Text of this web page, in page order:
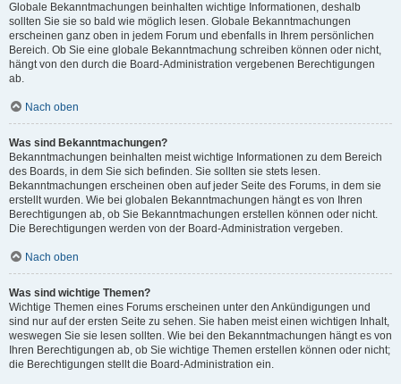
Globale Bekanntmachungen beinhalten wichtige Informationen, deshalb
sollten Sie sie so bald wie möglich lesen. Globale Bekanntmachungen
erscheinen ganz oben in jedem Forum und ebenfalls in Ihrem persönlichen
Bereich. Ob Sie eine globale Bekanntmachung schreiben können oder nicht,
hängt von den durch die Board-Administration vergebenen Berechtigungen
ab.
Nach oben
Was sind Bekanntmachungen?
Bekanntmachungen beinhalten meist wichtige Informationen zu dem Bereich
des Boards, in dem Sie sich befinden. Sie sollten sie stets lesen.
Bekanntmachungen erscheinen oben auf jeder Seite des Forums, in dem sie
erstellt wurden. Wie bei globalen Bekanntmachungen hängt es von Ihren
Berechtigungen ab, ob Sie Bekanntmachungen erstellen können oder nicht.
Die Berechtigungen werden von der Board-Administration vergeben.
Nach oben
Was sind wichtige Themen?
Wichtige Themen eines Forums erscheinen unter den Ankündigungen und
sind nur auf der ersten Seite zu sehen. Sie haben meist einen wichtigen Inhalt,
weswegen Sie sie lesen sollten. Wie bei den Bekanntmachungen hängt es von
Ihren Berechtigungen ab, ob Sie wichtige Themen erstellen können oder nicht;
die Berechtigungen stellt die Board-Administration ein.